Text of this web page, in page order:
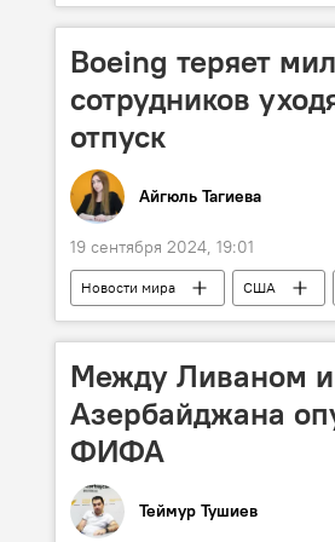
премьер-лига
Адриан Муту
Boeing теряет
сотрудников
отпуск
Айгюль Тагиева
19 сентября 2024, 19:01
Новости мира США
Убытки
Между Ливаном
Азербайджана
ФИФА
Теймур Тушиев